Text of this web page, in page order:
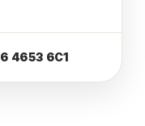
4653 6C1